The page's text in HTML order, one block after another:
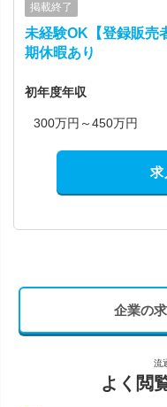
掲載終了
未経験OK【登録販
期休暇あり
初年度年収
300万円～450万円
求
企業の
流
よく閲